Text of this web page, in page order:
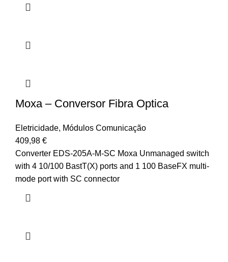
Moxa – Conversor Fibra Optica
Eletricidade, Módulos Comunicação
409,98 €
Converter EDS-205A-M-SC Moxa Unmanaged switch
with 4 10/100 BastT(X) ports and 1 100 BaseFX multi-
mode port with SC connector